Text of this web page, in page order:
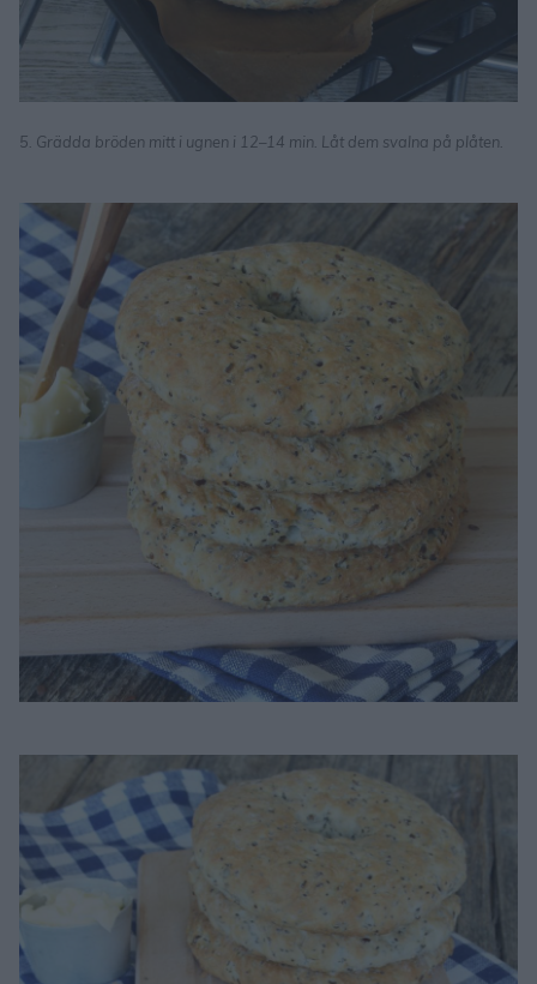
5. Grädda bröden mitt i ugnen i 12–14 min. Låt dem svalna på plåten.